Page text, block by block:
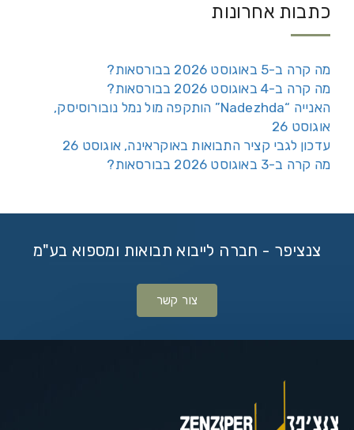
כתבות אחרונות
מה קרה ב-5 באוגוסט 2026 בבורסאות?
מה קרה ב-4 באוגוסט 2026 בבורסאות?
האנייה “Nadezhda” הותקפה מול נמל נובורוסיסק,
אוגוסט 26
עדכון לגבי קציר התבואות באוקראינה, אוגוסט 26
מה קרה ב-3 באוגוסט 2026 בבורסאות?
צנציפר - חברה לייבוא תבואות ומספוא בע"מ
צור קשר